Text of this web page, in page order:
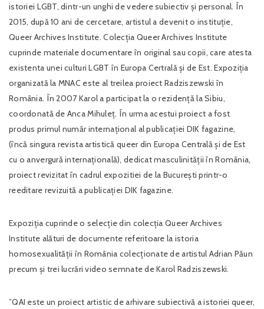
istoriei LGBT, dintr-un unghi de vedere subiectiv și personal. În
2015, după 10 ani de cercetare, artistul a devenit o instituție,
Queer Archives Institute. Colecția Queer Archives Institute
cuprinde materiale documentare în original sau copii, care atesta
existenta unei culturi LGBT în Europa Certrală și de Est. Expoziția
organizată la MNAC este al treilea proiect Radziszewski în
România. În 2007 Karol a participat la o rezidență la Sibiu,
coordonată de Anca Mihuleț. În urma acestui proiect a fost
produs primul număr internațional al publicației DIK fagazine,
(încă singura revista artistică queer din Europa Centrală și de Est
cu o anvergură internațională), dedicat masculinității în România,
proiect revizitat în cadrul expozitiei de la București printr-o
reeditare revizuită a publicației DIK fagazine.
Expoziția cuprinde o selecție din colecția Queer Archives
Institute alături de documente referitoare la istoria
homosexualității în România colecționate de artistul Adrian Păun
precum și trei lucrări video semnate de Karol Radziszewski.
”QAI este un proiect artistic de arhivare subiectivă a istoriei queer,